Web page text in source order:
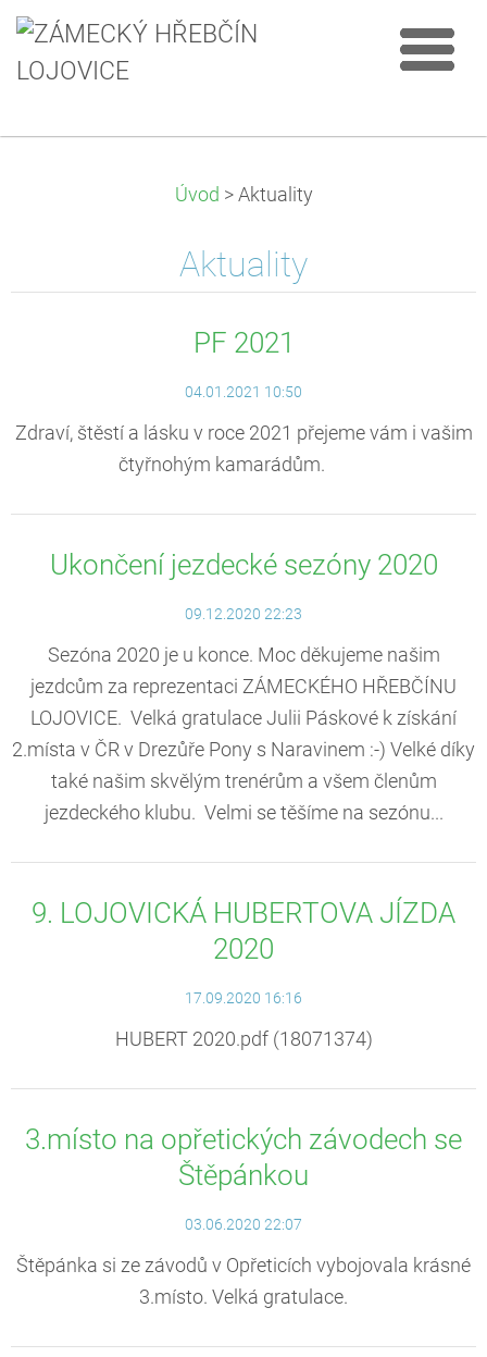
Úvod > Aktuality
Aktuality
PF 2021
04.01.2021 10:50
Zdraví, štěstí a lásku v roce 2021 přejeme vám i vašim
čtyřnohým kamarádům.
Ukončení jezdecké sezóny 2020
09.12.2020 22:23
Sezóna 2020 je u konce. Moc děkujeme našim
jezdcům za reprezentaci ZÁMECKÉHO HŘEBČÍNU
LOJOVICE. Velká gratulace Julii Páskové k získání
2.místa v ČR v Drezůře Pony s Naravinem :-) Velké díky
také našim skvělým trenérům a všem členům
jezdeckého klubu. Velmi se těšíme na sezónu...
9. LOJOVICKÁ HUBERTOVA JÍZDA
2020
17.09.2020 16:16
HUBERT 2020.pdf (18071374)
3.místo na opřetických závodech se
Štěpánkou
03.06.2020 22:07
Štěpánka si ze závodů v Opřeticích vybojovala krásné
3.místo. Velká gratulace.